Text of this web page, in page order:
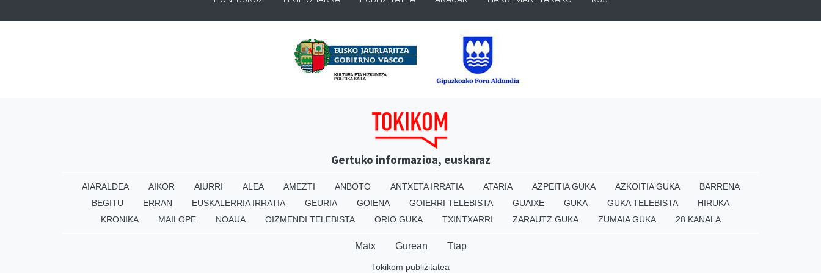
Gertuko informazioa, euskaraz
AIARALDEA AIKOR AIURRI ALEA AMEZTI ANBOTO ANTXETA IRRATIA ATARIA AZPEITIA GUKA AZKOITIA GUKA
BARRENA
BEGITU
ERRAN EUSKALERRIA IRRATIA GEURIA GOIENA GOIERRI TELEBISTA GUAIXE GUKA GUKA TELEBISTA
HIRUKA
KRONIKA
MAILOPE NOAUA OIZMENDI TELEBISTA ORIO GUKA TXINTXARRI ZARAUTZ GUKA ZUMAIA GUKA 28 KANALA
Matx Gurean Ttap
Tokikom publizitatea